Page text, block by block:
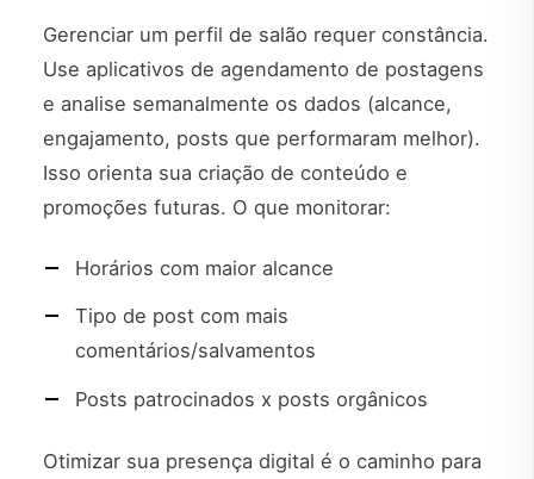
Gerenciar um perfil de salão requer constância.
Use aplicativos de agendamento de postagens
e analise semanalmente os dados (alcance,
engajamento, posts que performaram melhor).
Isso orienta sua criação de conteúdo e
promoções futuras. O que monitorar:
Horários com maior alcance
Tipo de post com mais
comentários/salvamentos
Posts patrocinados x posts orgânicos
Otimizar sua presença digital é o caminho para